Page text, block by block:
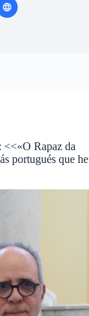
Rapaz da
portugués que he